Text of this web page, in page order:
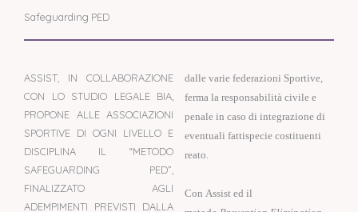
Safeguarding PED
ASSIST, IN COLLABORAZIONE
CON LO STUDIO LEGALE BIA,
PROPONE ALLE ASSOCIAZIONI
SPORTIVE DI OGNI LIVELLO E
DISCIPLINA IL “METODO
SAFEGUARDING PED”,
FINALIZZATO AGLI
ADEMPIMENTI PREVISTI DALLA
dalle varie federazioni Sportive,
ferma la responsabilità civile e
penale in caso di integrazione di
eventuali fattispecie costituenti
reato.
Con Assist ed il